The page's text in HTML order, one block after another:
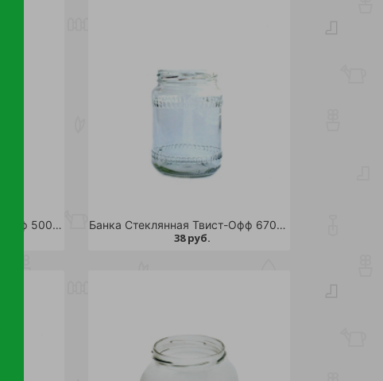
Банка Стеклянная Твист-Офф 500 мл д.82 /28 Банка Стеклянная Твист-Офф 670 мл д.82 /12
38 руб.